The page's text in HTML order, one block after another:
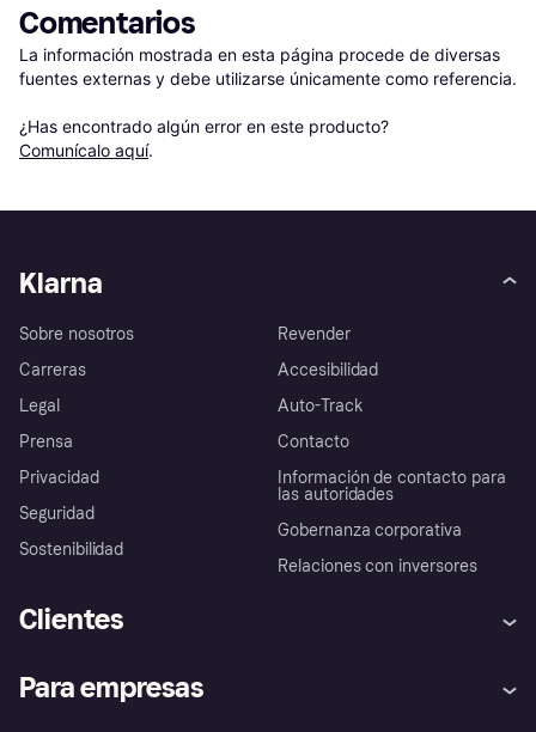
Comentarios
La información mostrada en esta página procede de diversas
fuentes externas y debe utilizarse únicamente como referencia.
¿Has encontrado algún error en este producto?
Comunícalo aquí.
Klarna
Sobre nosotros
Carreras
Legal
Prensa
Privacidad
Seguridad
Sostenibilidad
Revender
Accesibilidad
Auto-Track
Contacto
Información de contacto para
las autoridades
Gobernanza corporativa
Relaciones con inversores
Clientes
Inicio de sesión
Para empresas